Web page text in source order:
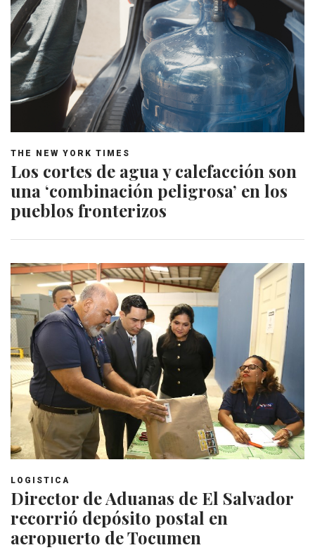
THE NEW YORK TIMES
Los cortes de agua y calefacción son
una ‘combinación peligrosa’ en los
pueblos fronterizos
LOGISTICA
Director de Aduanas de El Salvador
recorrió depósito postal en
aeropuerto de Tocumen